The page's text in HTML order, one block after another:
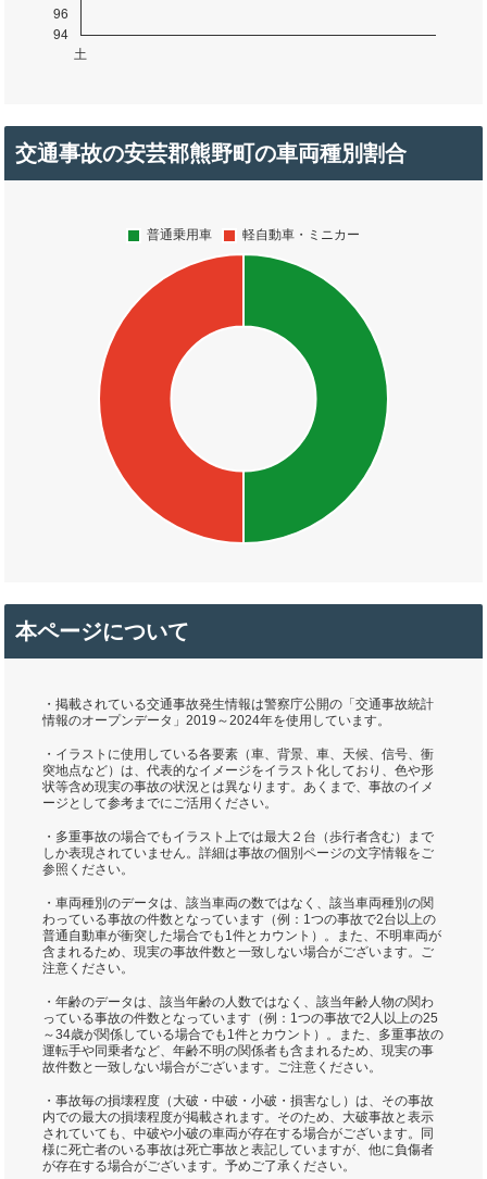
交通事故の安芸郡熊野町の車両種別割合
本ページについて
・掲載されている交通事故発生情報は警察庁公開の「交通事故統計
情報のオープンデータ」2019～2024年を使用しています。
・イラストに使用している各要素（車、背景、車、天候、信号、衝
突地点など）は、代表的なイメージをイラスト化しており、色や形
状等含め現実の事故の状況とは異なります。あくまで、事故のイメ
ージとして参考までにご活用ください。
・多重事故の場合でもイラスト上では最大２台（歩行者含む）まで
しか表現されていません。詳細は事故の個別ページの文字情報をご
参照ください。
・車両種別のデータは、該当車両の数ではなく、該当車両種別の関
わっている事故の件数となっています（例：1つの事故で2台以上の
普通自動車が衝突した場合でも1件とカウント）。また、不明車両が
含まれるため、現実の事故件数と一致しない場合がございます。ご
注意ください。
・年齢のデータは、該当年齢の人数ではなく、該当年齢人物の関わ
っている事故の件数となっています（例：1つの事故で2人以上の25
～34歳が関係している場合でも1件とカウント）。また、多重事故の
運転手や同乗者など、年齢不明の関係者も含まれるため、現実の事
故件数と一致しない場合がございます。ご注意ください。
・事故毎の損壊程度（大破・中破・小破・損害なし）は、その事故
内での最大の損壊程度が掲載されます。そのため、大破事故と表示
されていても、中破や小破の車両が存在する場合がございます。同
様に死亡者のいる事故は死亡事故と表記していますが、他に負傷者
が存在する場合がございます。予めご了承ください。